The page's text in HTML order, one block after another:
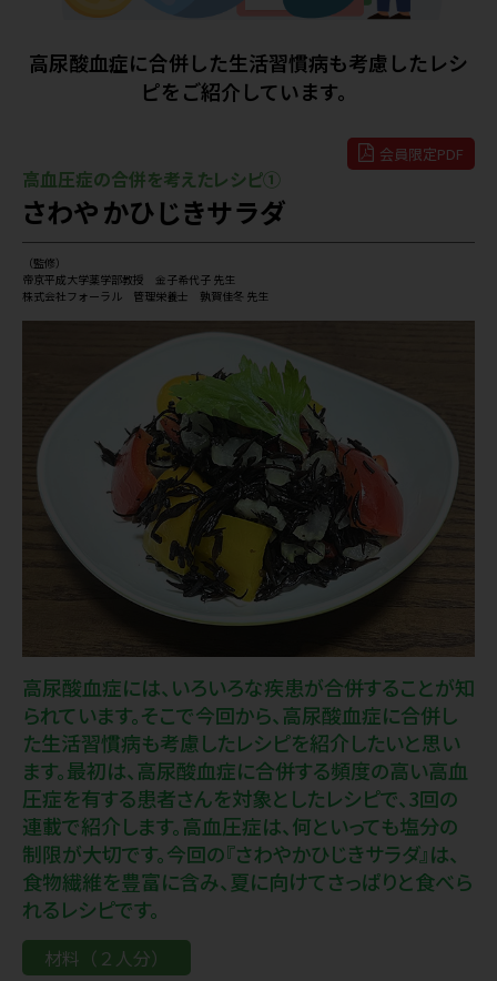
高尿酸血症に合併した生活習慣病も考慮したレシ
ピをご紹介しています。
会員限定PDF
高血圧症の合併を考えたレシピ①
さわやかひじきサラダ
（監修）
帝京平成大学薬学部教授 金子希代子 先生
株式会社フォーラル 管理栄養士 孰賀佳冬 先生
高尿酸血症には、いろいろな疾患が合併することが知
られています。そこで今回から、高尿酸血症に合併し
た生活習慣病も考慮したレシピを紹介したいと思い
ます。最初は、高尿酸血症に合併する頻度の高い高血
圧症を有する患者さんを対象としたレシピで、3回の
連載で紹介します。高血圧症は、何といっても塩分の
制限が大切です。今回の『さわやかひじきサラダ』は、
食物繊維を豊富に含み、夏に向けてさっぱりと食べら
れるレシピです。
材料（２人分）